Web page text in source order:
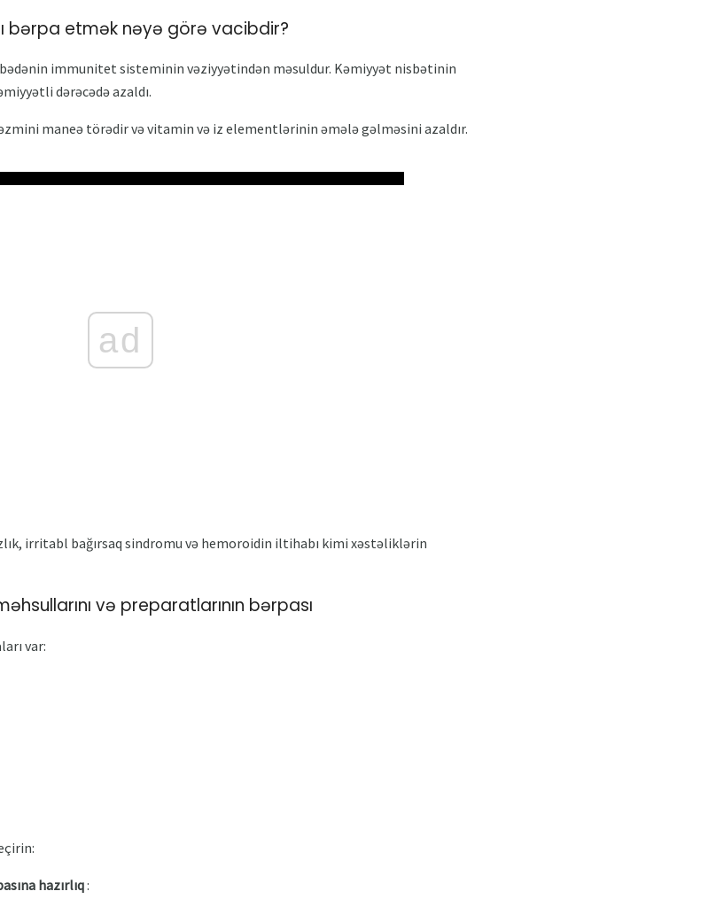
bərpa etmək nəyə görə vacibdir?
immunitet sisteminin vəziyyətindən məsuldur. Kəmiyyət nisbətinin
dərəcədə azaldı.
maneə törədir və vitamin və iz elementlərinin əmələ gəlməsini azaldır.
ad
irritabl bağırsaq sindromu və hemoroidin iltihabı kimi xəstəliklərin
və preparatlarının bərpası
var:
hazırlıq: